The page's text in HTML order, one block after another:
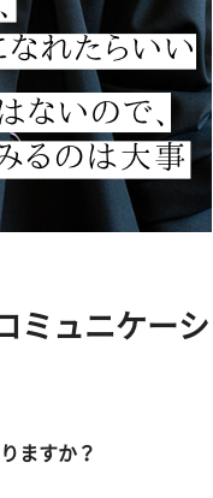
ミュニケーシ
ますか？